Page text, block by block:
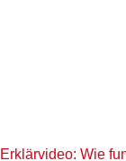
Erklärvideo: Wie